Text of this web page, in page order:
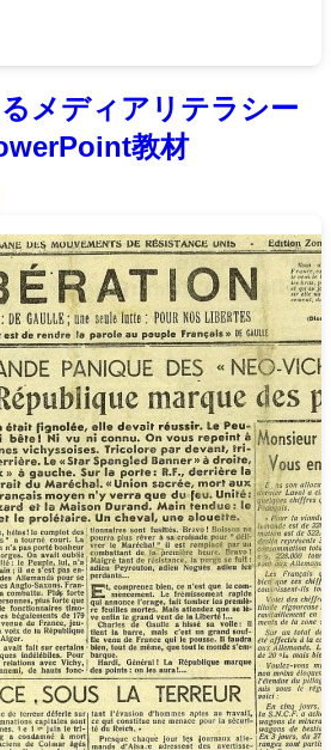
メディアリテラシー
教材